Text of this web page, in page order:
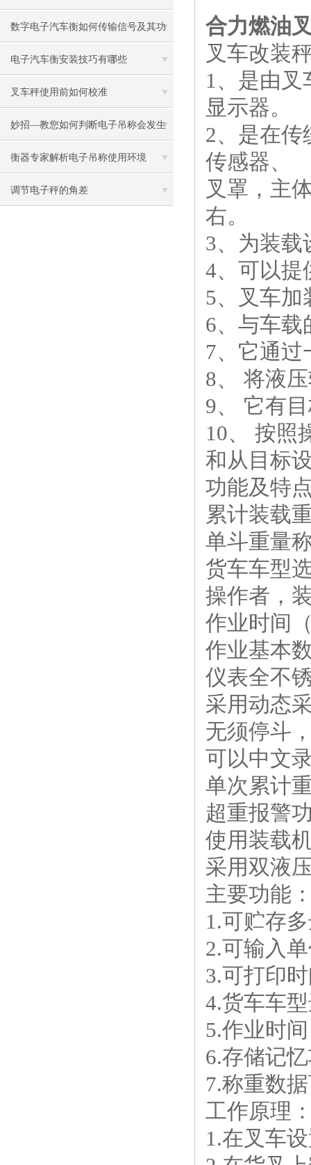
数字电子汽车衡如何传输信号及其功
能
电子汽车衡安装技巧有哪些
叉车秤使用前如何校准
妙招—教您如何判断电子吊称会发生
故障
衡器专家解析电子吊称使用环境
调节电子秤的角差
合力燃油
叉车改装
1、是由
显示器。
2、是在传
传感器、
叉罩，主
右。
3、为装载
4、可以提
5、叉车加
6、与车载
7、它通
8、 将液
9、 它有
10、 按照
和从目标
功能及特
累计装载
单斗重量
货车车型
操作者，
作业时间
作业基本
仪表全不
采用动态
无须停斗
可以中文
单次累计
超重报警
使用装载
采用双液
主要功能
1.可贮存
2.可输入
3.可打印
4.货车车
5.作业时
6.存储记
7.称重数
工作原理
1.在叉车